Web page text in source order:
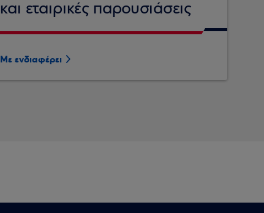
και εταιρικές παρουσιάσεις
Με ενδιαφέρει